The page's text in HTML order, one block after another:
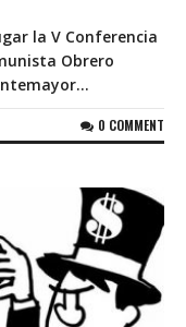
la V Conferencia
Obrero
0 COMMENT